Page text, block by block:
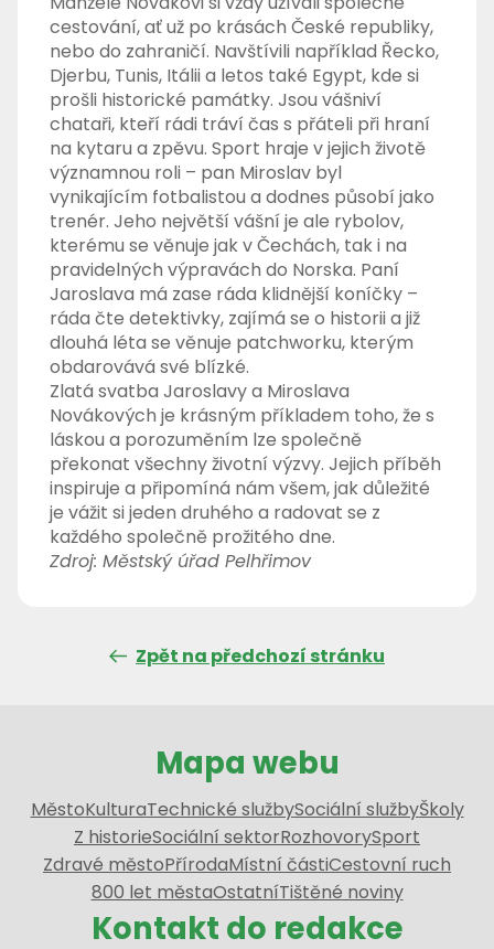
cestování, ať už po krásách České republiky,
nebo do zahraničí. Navštívili například Řecko,
Djerbu, Tunis, Itálii a letos také Egypt, kde si
prošli historické památky. Jsou vášniví
chataři, kteří rádi tráví čas s přáteli při hraní
na kytaru a zpěvu. Sport hraje v jejich životě
významnou roli – pan Miroslav byl
vynikajícím fotbalistou a dodnes působí jako
trenér. Jeho největší vášní je ale rybolov,
kterému se věnuje jak v Čechách, tak i na
pravidelných výpravách do Norska. Paní
Jaroslava má zase ráda klidnější koníčky –
ráda čte detektivky, zajímá se o historii a již
dlouhá léta se věnuje patchworku, kterým
obdarovává své blízké.
Zlatá svatba Jaroslavy a Miroslava
Novákových je krásným příkladem toho, že s
láskou a porozuměním lze společně
překonat všechny životní výzvy. Jejich příběh
inspiruje a připomíná nám všem, jak důležité
je vážit si jeden druhého a radovat se z
každého společně prožitého dne.
Zdroj: Městský úřad Pelhřimov
Zpět na předchozí stránku
Mapa webu
MěstoKulturaTechnické službySociální službyŠkoly
Z historieSociální sektorRozhovorySport
Zdravé městoPřírodaMístní částiCestovní ruch
800 let městaOstatníTištěné noviny
Kontakt do redakce